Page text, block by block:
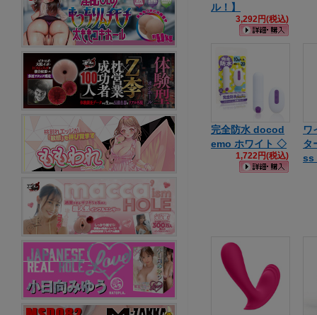
ル！】
3,292円(税込)
完全防水 docod
emo ホワイト ◇
1,722円(税込)
ワ
タ
ss